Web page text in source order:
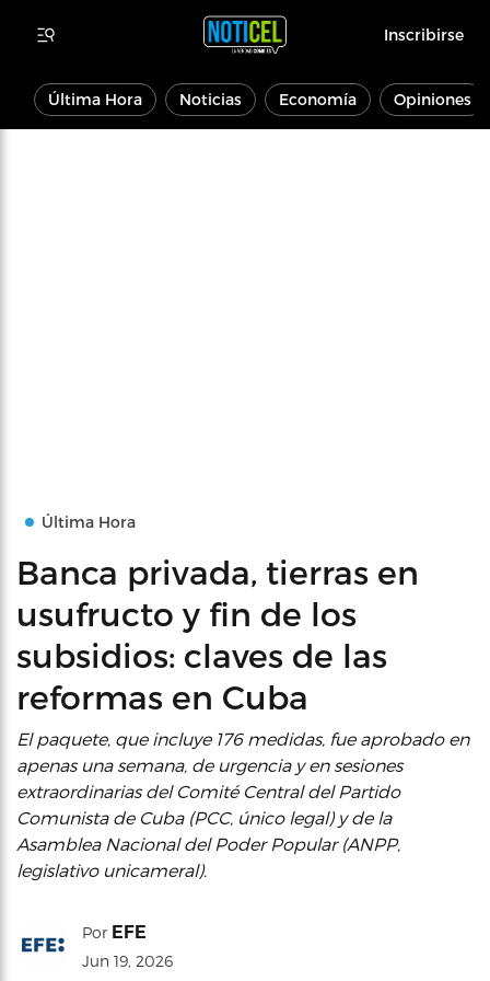
Inscribirse
Última Hora Noticias Economía Opiniones
Última Hora
Banca privada, tierras en
usufructo y fin de los
subsidios: claves de las
reformas en Cuba
El paquete, que incluye 176 medidas, fue aprobado en
apenas una semana, de urgencia y en sesiones
extraordinarias del Comité Central del Partido
Comunista de Cuba (PCC, único legal) y de la
Asamblea Nacional del Poder Popular (ANPP,
legislativo unicameral).
Por EFE
Jun 19, 2026